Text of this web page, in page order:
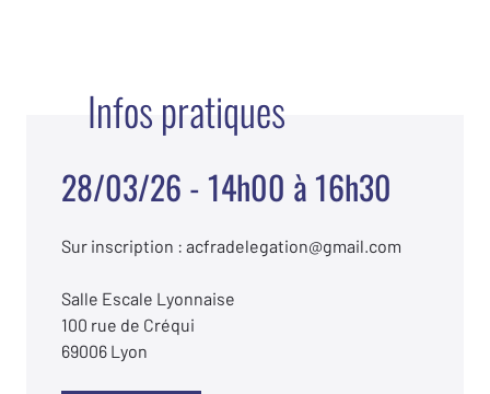
Infos pratiques
28/03/26 - 14h00 à 16h30
Sur inscription : acfradelegation@gmail.com
Salle Escale Lyonnaise
100 rue de Créqui
69006 Lyon